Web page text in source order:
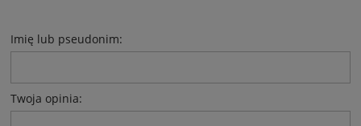
Imię lub pseudonim:
Twoja opinia: